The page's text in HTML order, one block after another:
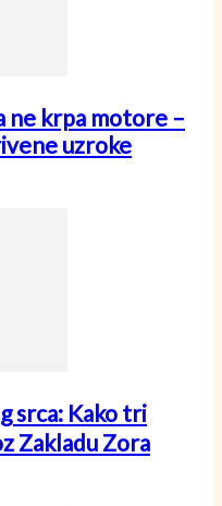
ne krpa motore –
uzroke
srca: Kako tri
Zakladu Zora